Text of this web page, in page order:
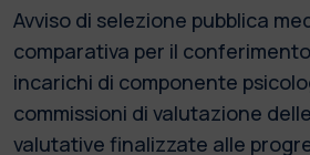
Avviso di selezione pubblica
comparativa per il
incarichi di componente
commissioni di valutazione
valutative finalizzate alle